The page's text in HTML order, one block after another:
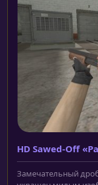
HD Sawed-Off
Замечательный